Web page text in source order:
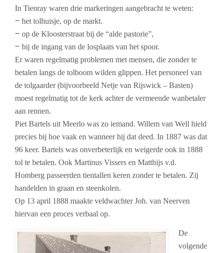
In Tienray waren drie markeringen aangebracht te weten:
– het tolhuisje, op de markt.
– op de Kloosterstraat bij de “alde pastorie”,
– bij de ingang van de losplaats van het spoor.
Er waren regelmatig problemen met mensen, die zonder te
betalen langs de tolboom wilden glippen. Het personeel van
de tolgaarder (bijvoorbeeld Netje van Rijswick – Basten)
moest regelmatig tot de kerk achter de vermeende wanbetaler
aan rennen.
Piet Bartels uit Meerlo was zo iemand. Willem van Well hield
precies bij hoe vaak en wanneer hij dat deed. In 1887 was dat
96 keer. Bartels was onverbeterlijk en weigerde ook in 1888
tol te betalen. Ook Martinus Vissers en Matthijs v.d.
Homberg passeerden tientallen keren zonder te betalen. Zij
handelden in graan en steenkolen.
Op 13 april 1888 maakte veldwachter Joh. van Neerven
hiervan een proces verbaal op.
De
volgende